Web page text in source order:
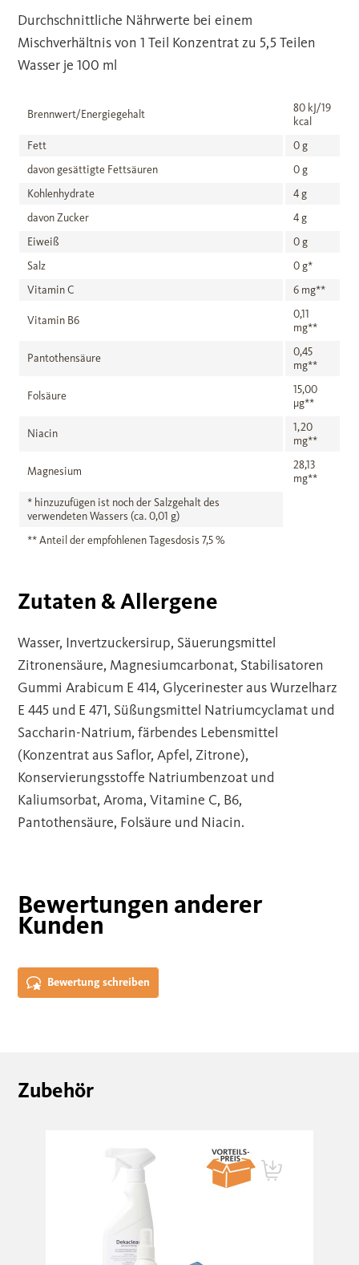
Durchschnittliche Nährwerte bei einem
Mischverhältnis von 1 Teil Konzentrat zu 5,5 Teilen
Wasser je 100 ml
Brennwert/Energiegehalt
80 kJ/19
kcal
Fett
0 g
davon gesättigte Fettsäuren
0 g
Kohlenhydrate
4 g
davon Zucker
4 g
Eiweiß
0 g
Salz
0 g*
Vitamin C
6 mg**
Vitamin B6
0,11
mg**
Pantothensäure
0,45
mg**
Folsäure
15,00
µg**
Niacin
1,20
mg**
Magnesium
28,13
mg**
* hinzuzufügen ist noch der Salzgehalt des
verwendeten Wassers (ca. 0,01 g)
** Anteil der empfohlenen Tagesdosis 7,5 %
Zutaten & Allergene
Wasser, Invertzuckersirup, Säuerungsmittel
Zitronensäure, Magnesiumcarbonat, Stabilisatoren
Gummi Arabicum E 414, Glycerinester aus Wurzelharz
E 445 und E 471, Süßungsmittel Natriumcyclamat und
Saccharin-Natrium, färbendes Lebensmittel
(Konzentrat aus Saflor, Apfel, Zitrone),
Konservierungsstoffe Natriumbenzoat und
Kaliumsorbat, Aroma, Vitamine C, B6,
Pantothensäure, Folsäure und Niacin.
Bewertungen anderer
Kunden
Bewertung schreiben
Zubehör